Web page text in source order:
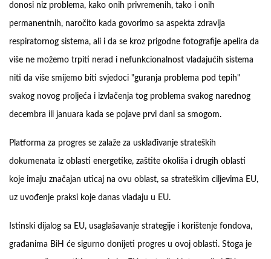
donosi niz problema, kako onih privremenih, tako i onih
permanentnih, naročito kada govorimo sa aspekta zdravlja
respiratornog sistema, ali i da se kroz prigodne fotografije apelira da
više ne možemo trpiti nerad i nefunkcionalnost vladajućih sistema
niti da više smijemo biti svjedoci "guranja problema pod tepih"
svakog novog proljeća i izvlačenja tog problema svakog narednog
decembra ili januara kada se pojave prvi dani sa smogom.
Platforma za progres se zalaže za usklađivanje strateških
dokumenata iz oblasti energetike, zaštite okoliša i drugih oblasti
koje imaju značajan uticaj na ovu oblast, sa strateškim ciljevima EU,
uz uvođenje praksi koje danas vladaju u EU.
Istinski dijalog sa EU, usaglašavanje strategije i korištenje fondova,
građanima BiH će sigurno donijeti progres u ovoj oblasti. Stoga je